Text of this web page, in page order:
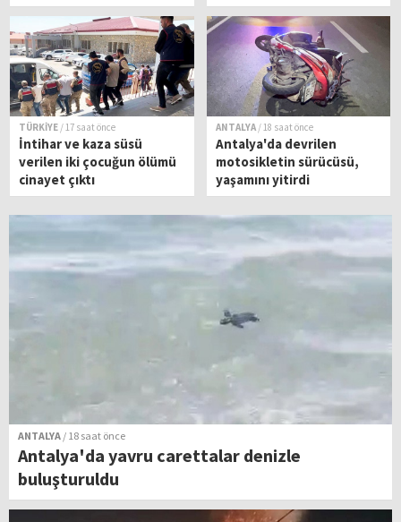
TÜRKİYE / 17 saat önce
İntihar ve kaza süsü
verilen iki çocuğun ölümü
cinayet çıktı
ANTALYA / 18 saat önce
Antalya'da devrilen
motosikletin sürücüsü,
yaşamını yitirdi
ANTALYA / 18 saat önce
Antalya'da yavru carettalar denizle
buluşturuldu